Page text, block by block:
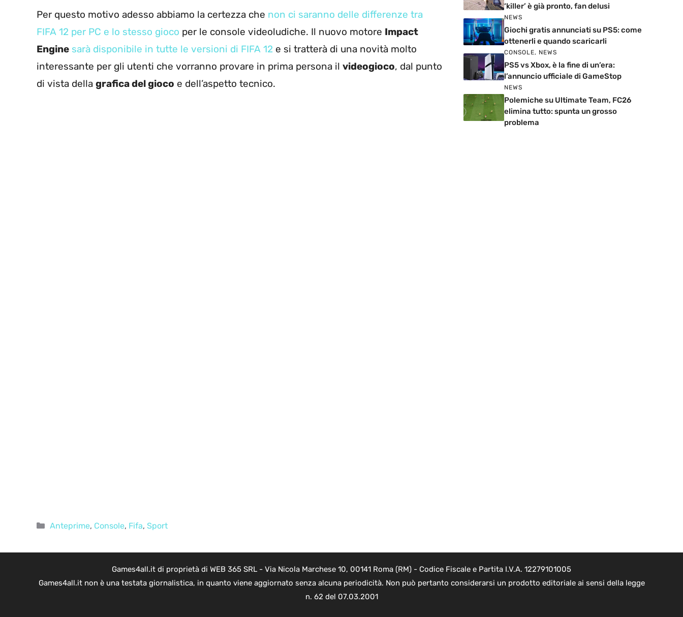
Per questo motivo adesso abbiamo la certezza che non ci saranno delle differenze tra
FIFA 12 per PC e lo stesso gioco per le console videoludiche. Il nuovo motore Impact
Engine sarà disponibile in tutte le versioni di FIFA 12 e si tratterà di una novità molto
interessante per gli utenti che vorranno provare in prima persona il videogioco, dal punto
di vista della grafica del gioco e dell’aspetto tecnico.
Categorie
Anteprime, Console, Fifa, Sport
‘killer’ è già pronto, fan delusi
NEWS
Giochi gratis annunciati su PS5: come
ottenerli e quando scaricarli
CONSOLE, NEWS
PS5 vs Xbox, è la fine di un’era:
l’annuncio ufficiale di GameStop
NEWS
Polemiche su Ultimate Team, FC26
elimina tutto: spunta un grosso
problema
Games4all.it di proprietà di WEB 365 SRL - Via Nicola Marchese 10, 00141 Roma (RM) - Codice Fiscale e Partita I.V.A. 12279101005
Games4all.it non è una testata giornalistica, in quanto viene aggiornato senza alcuna periodicità. Non può pertanto considerarsi un prodotto editoriale ai sensi della legge
n. 62 del 07.03.2001